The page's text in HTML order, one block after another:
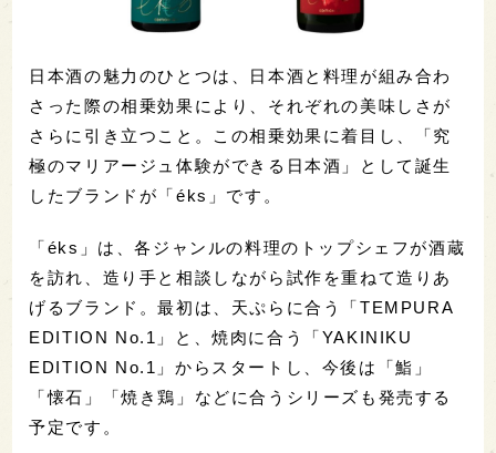
日本酒の魅力のひとつは、日本酒と料理が組み合わ
さった際の相乗効果により、それぞれの美味しさが
さらに引き立つこと。この相乗効果に着目し、「究
極のマリアージュ体験ができる日本酒」として誕生
したブランドが「éks」です。
「éks」は、各ジャンルの料理のトップシェフが酒蔵
を訪れ、造り手と相談しながら試作を重ねて造りあ
げるブランド。最初は、天ぷらに合う「TEMPURA
EDITION No.1」と、焼肉に合う「YAKINIKU
EDITION No.1」からスタートし、今後は「鮨」
「懐石」「焼き鶏」などに合うシリーズも発売する
予定です。